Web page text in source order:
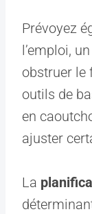
Prévoyez
l’emploi,
obstruer le
outils de
en
ajuster
La